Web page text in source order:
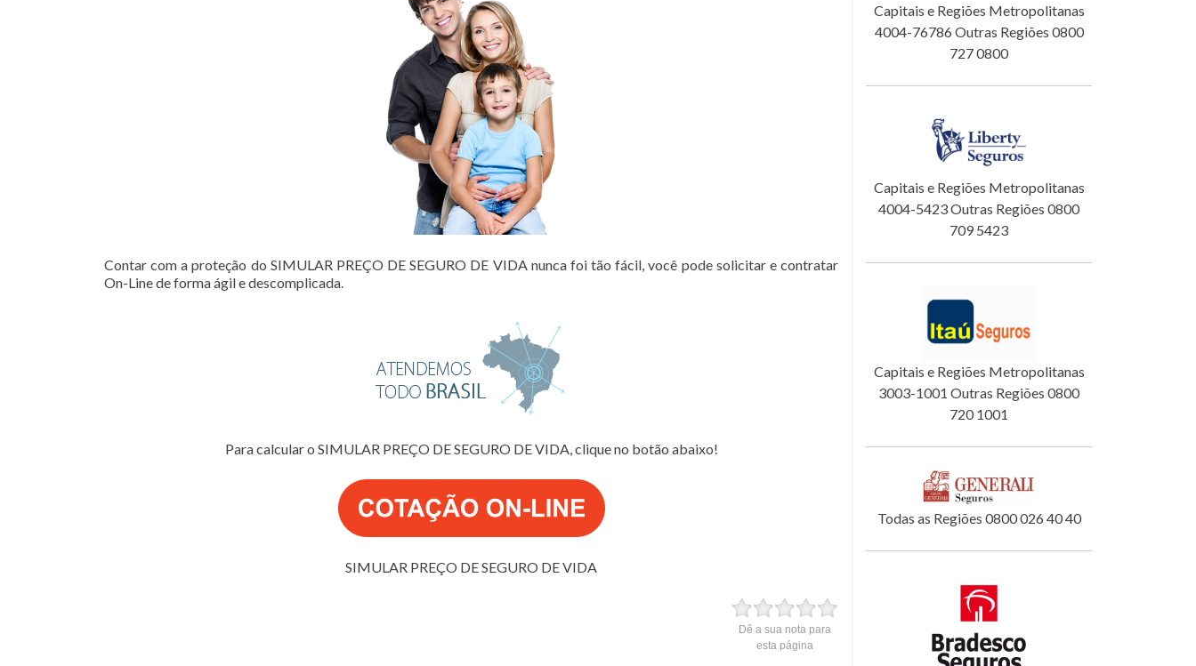
Contar com a proteção do SIMULAR PREÇO DE SEGURO DE VIDA nunca foi tão fácil, você pode solicitar e contratar
On-Line de forma ágil e descomplicada.
Para calcular o SIMULAR PREÇO DE SEGURO DE VIDA, clique no botão abaixo!
SIMULAR PREÇO DE SEGURO DE VIDA
Dê a sua nota para
esta página
Capitais e Regiões Metropolitanas
4004-76786 Outras Regiões 0800
727 0800
Capitais e Regiões Metropolitanas
4004-5423 Outras Regiões 0800
709 5423
Capitais e Regiões Metropolitanas
3003-1001 Outras Regiões 0800
720 1001
Todas as Regiões 0800 026 40 40